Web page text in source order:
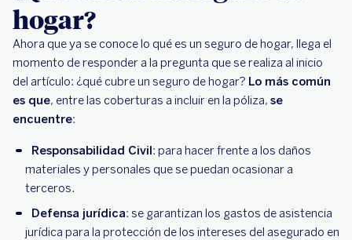
hogar?
Ahora que ya se conoce lo qué es un seguro de hogar, llega el
momento de responder a la pregunta que se realiza al inicio
del artículo: ¿qué cubre un seguro de hogar? Lo más común
es que, entre las coberturas a incluir en la póliza, se
encuentre:
Responsabilidad Civil: para hacer frente a los daños
materiales y personales que se puedan ocasionar a
terceros.
Defensa jurídica: se garantizan los gastos de asistencia
jurídica para la protección de los intereses del asegurado en